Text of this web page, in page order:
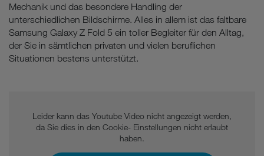
Mechanik und das besondere Handling der
unterschiedlichen Bildschirme. Alles in allem ist das faltbare
Samsung Galaxy Z Fold 5 ein toller Begleiter für den Alltag,
der Sie in sämtlichen privaten und vielen beruflichen
Situationen bestens unterstützt.
Leider kann das Youtube Video nicht angezeigt werden,
da Sie dies in den Cookie- Einstellungen nicht erlaubt
haben.